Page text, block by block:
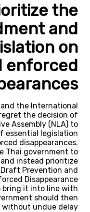
the
and
on
enforced
the International
the decision of
Assembly (NLA) to
essential legislation
disappearances.
Thai government to
instead prioritize
Prevention and
Disappearance
it into line with
should then
undue delay.